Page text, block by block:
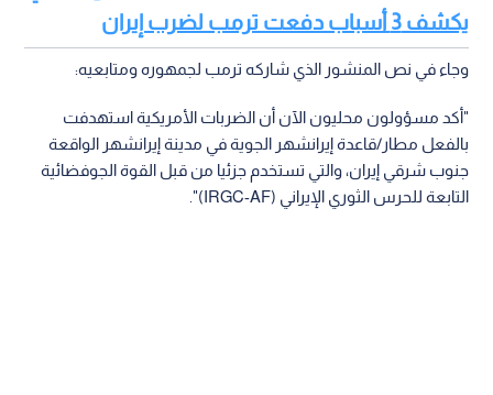
يكشف 3 أسباب دفعت ترمب لضرب إيران
وجاء في نص المنشور الذي شاركه ترمب لجمهوره ومتابعيه:
"أكد مسؤولون محليون الآن أن الضربات الأمريكية استهدفت
بالفعل مطار/قاعدة إيرانشهر الجوية في مدينة إيرانشهر الواقعة
جنوب شرقي إيران، والتي تستخدم جزئيا من قبل القوة الجوفضائية
التابعة للحرس الثوري الإيراني (IRGC-AF)".